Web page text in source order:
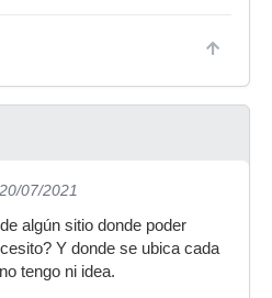
07/2021
algún sitio donde poder
Y donde se ubica cada
tengo ni idea.